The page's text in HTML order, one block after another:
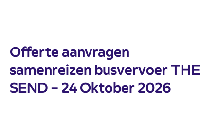
Offerte aanvragen
samenreizen busvervoer THE
SEND – 24 Oktober 2026